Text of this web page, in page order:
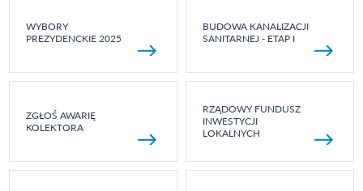
WYBORY
PREZYDENCKIE 2025
BUDOWA KANALIZACJI
SANITARNEJ - ETAP I
ZGŁOŚ AWARIĘ
KOLEKTORA
RZĄDOWY FUNDUSZ
INWESTYCJI
LOKALNYCH